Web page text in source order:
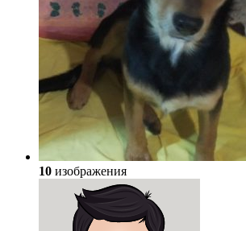
10 изображения